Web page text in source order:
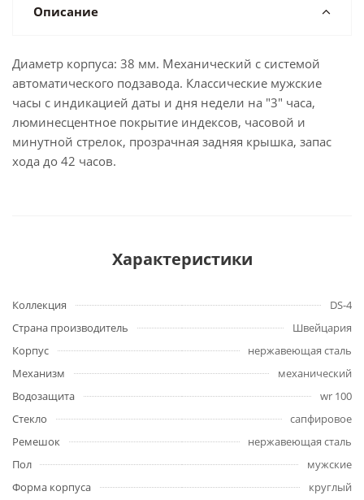
Описание
Диаметр корпуса: 38 мм. Механический с системой
автоматического подзавода. Классические мужские
часы с индикацией даты и дня недели на "3" часа,
люминесцентное покрытие индексов, часовой и
минутной стрелок, прозрачная задняя крышка, запас
хода до 42 часов.
Характеристики
Коллекция
DS-4
Страна производитель
Швейцария
Корпус
нержавеющая сталь
Механизм
механический
Водозащита
wr 100
Стекло
сапфировое
Ремешок
нержавеющая сталь
Пол
мужские
Форма корпуса
круглый